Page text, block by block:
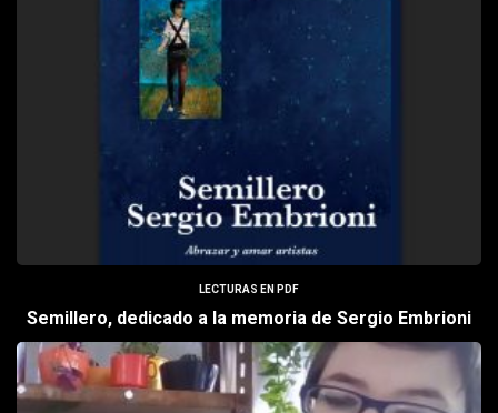
LECTURAS EN PDF
Semillero, dedicado a la memoria de Sergio Embrioni